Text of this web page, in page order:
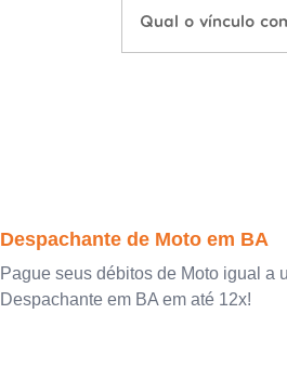
Qual o vínculo
Despachante de Moto em BA
Pague seus débitos de Moto igual a
Despachante em BA em até 12x!